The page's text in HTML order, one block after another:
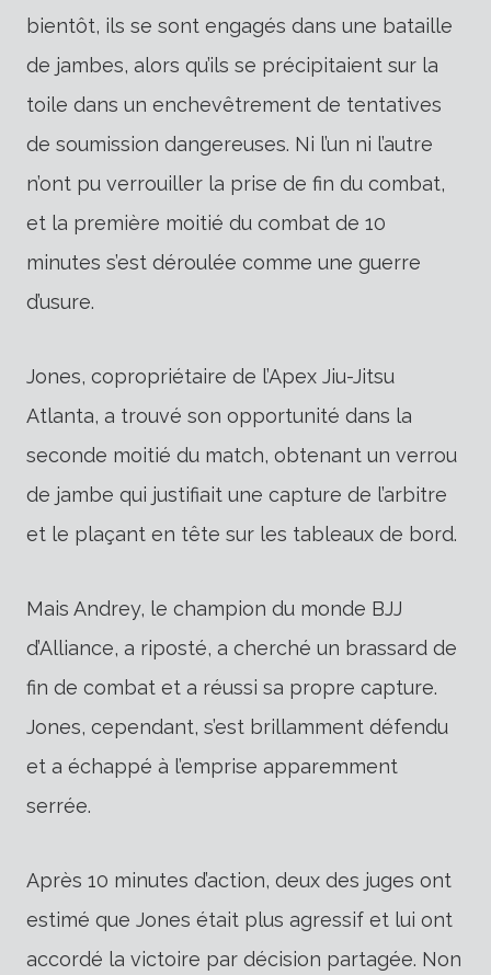
bientôt, ils se sont engagés dans une bataille
de jambes, alors qu’ils se précipitaient sur la
toile dans un enchevêtrement de tentatives
de soumission dangereuses. Ni l’un ni l’autre
n’ont pu verrouiller la prise de fin du combat,
et la première moitié du combat de 10
minutes s’est déroulée comme une guerre
d’usure.
Jones, copropriétaire de l’Apex Jiu-Jitsu
Atlanta, a trouvé son opportunité dans la
seconde moitié du match, obtenant un verrou
de jambe qui justifiait une capture de l’arbitre
et le plaçant en tête sur les tableaux de bord.
Mais Andrey, le champion du monde BJJ
d’Alliance, a riposté, a cherché un brassard de
fin de combat et a réussi sa propre capture.
Jones, cependant, s’est brillamment défendu
et a échappé à l’emprise apparemment
serrée.
Après 10 minutes d’action, deux des juges ont
estimé que Jones était plus agressif et lui ont
accordé la victoire par décision partagée. Non